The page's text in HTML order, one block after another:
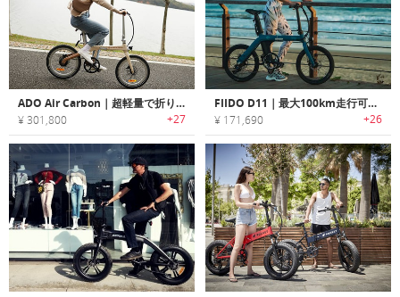
ADO Air Carbon｜超軽量で折りたたみ可能なEバイク
¥ 301,800 +27
FIIDO D11｜最大100km走行可能な折りたたみ式アーバンeバイク「フィードー」
¥ 171,690 +26